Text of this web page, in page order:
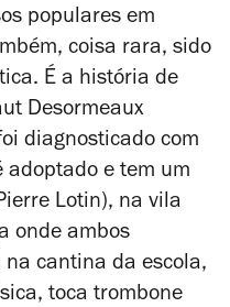
populares em
coisa rara, sido
É a história de
Desormeaux
diagnosticado com
adoptado e tem um
Lotin), na vila
onde ambos
cantina da escola,
toca trombone